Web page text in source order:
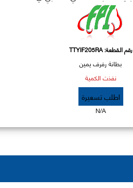
رقم القطعة:TTYIF205RA
بطانة رفرف يمين
نفذت الكمية
اطلب تسعيرة
N/A